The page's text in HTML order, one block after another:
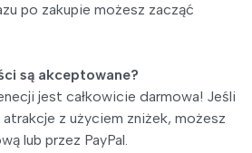
po zakupie możesz zacząć
są akceptowane?
jest całkowicie darmowa! Jeśli
z użyciem zniżek, możesz
lub przez PayPal.